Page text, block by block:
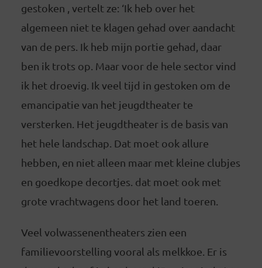
gestoken , vertelt ze: ‘Ik heb over het
algemeen niet te klagen gehad over aandacht
van de pers. Ik heb mijn portie gehad, daar
ben ik trots op. Maar voor de hele sector vind
ik het droevig. Ik veel tijd in gestoken om de
emancipatie van het jeugdtheater te
versterken. Het jeugdtheater is de basis van
het hele landschap. Dat moet ook allure
hebben, en niet alleen maar met kleine clubjes
en goedkope decortjes. dat moet ook met
grote vrachtwagens door het land toeren.
Veel volwassenentheaters zien een
familievoorstelling vooral als melkkoe. Er is